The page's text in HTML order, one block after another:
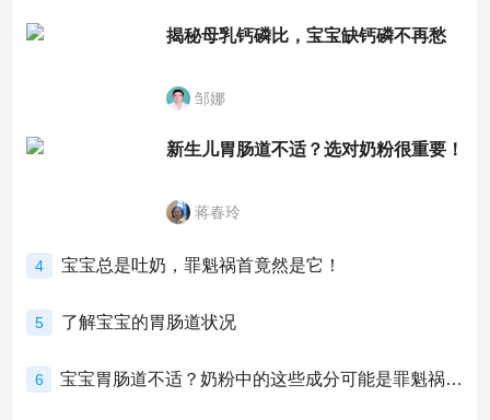
揭秘母乳钙磷比，宝宝缺钙磷不再愁
邹娜
新生儿胃肠道不适？选对奶粉很重要！
蒋春玲
4 宝宝总是吐奶，罪魁祸首竟然是它！
5 了解宝宝的胃肠道状况
6 宝宝胃肠道不适？奶粉中的这些成分可能是罪魁祸首！